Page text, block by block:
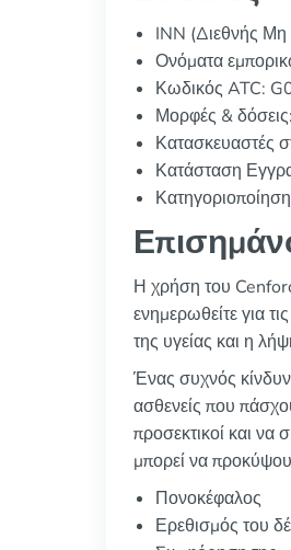
INN (Διεθνής
Ονόματα
Κωδικός ATC:
Μορφές &
Κατασκευαστές
Κατάσταση
Η χρήση του
ενημερωθείτε για
της υγείας και η
Ένας συχνός
ασθενείς που
προσεκτικοί και
μπορεί να
Πονοκέφαλος
Ερεθισμός του